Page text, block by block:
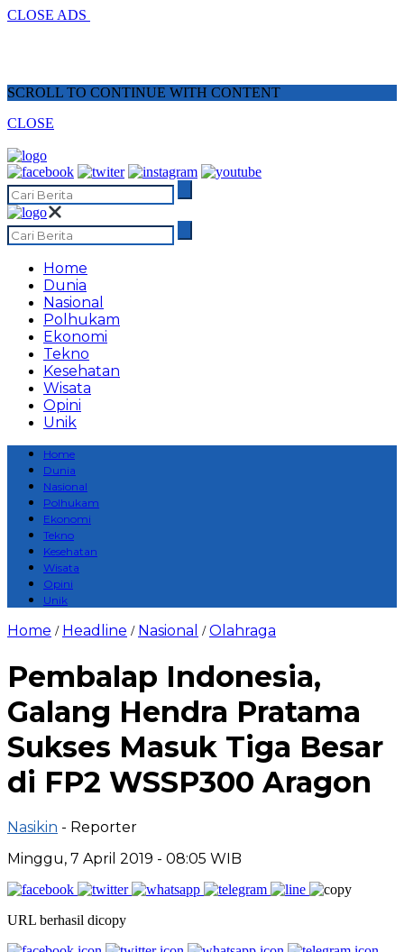
CLOSE ADS
SCROLL TO CONTINUE WITH CONTENT
CLOSE
Home
Dunia
Nasional
Polhukam
Ekonomi
Tekno
Kesehatan
Wisata
Opini
Unik
Home
Dunia
Nasional
Polhukam
Ekonomi
Tekno
Kesehatan
Wisata
Opini
Unik
Home / Headline / Nasional /Olahraga
Pembalap Indonesia,
Galang Hendra Pratama
Sukses Masuk Tiga Besar
di FP2 WSSP300 Aragon
Nasikin - Reporter
Minggu, 7 April 2019 - 08:05 WIB
URL berhasil dicopy